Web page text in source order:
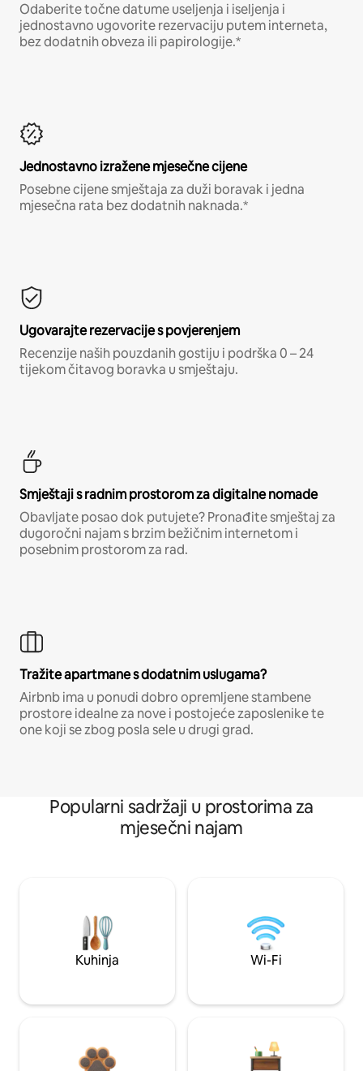
Odaberite točne datume useljenja i iseljenja i
jednostavno ugovorite rezervaciju putem interneta,
bez dodatnih obveza ili papirologije.*
Jednostavno izražene mjesečne cijene
Posebne cijene smještaja za duži boravak i jedna
mjesečna rata bez dodatnih naknada.*
Ugovarajte rezervacije s povjerenjem
Recenzije naših pouzdanih gostiju i podrška 0 – 24
tijekom čitavog boravka u smještaju.
Smještaji s radnim prostorom za digitalne nomade
Obavljate posao dok putujete? Pronađite smještaj za
dugoročni najam s brzim bežičnim internetom i
posebnim prostorom za rad.
Tražite apartmane s dodatnim uslugama?
Airbnb ima u ponudi dobro opremljene stambene
prostore idealne za nove i postojeće zaposlenike te
one koji se zbog posla sele u drugi grad.
Popularni sadržaji u prostorima za
mjesečni najam
Kuhinja Wi-Fi